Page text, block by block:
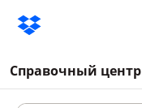
Справочный центр